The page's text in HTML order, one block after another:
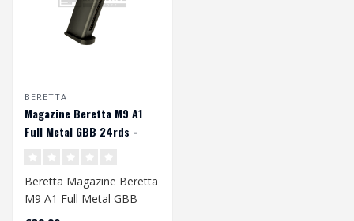
BERETTA
Magazine Beretta M9 A1
Full Metal GBB 24rds -
Beretta Magazine Beretta
M9 A1 Full Metal GBB